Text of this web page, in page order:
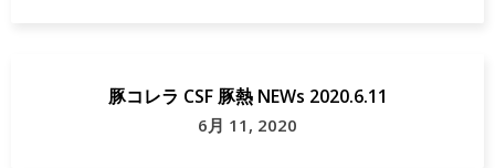
豚コレラ CSF 豚熱 NEWs 2020.6.11
6月 11, 2020